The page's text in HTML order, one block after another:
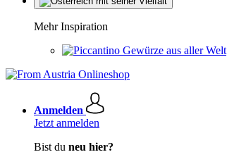
Mehr Inspiration
Gewürze aus aller Welt
Anmelden
Jetzt anmelden
Bist du neu hier?